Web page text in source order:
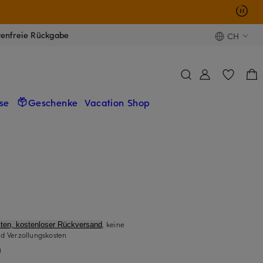
Rückgabe CH
Geschenke Vacation Shop
kostenloser Rückversand, keine
Verzollungskosten